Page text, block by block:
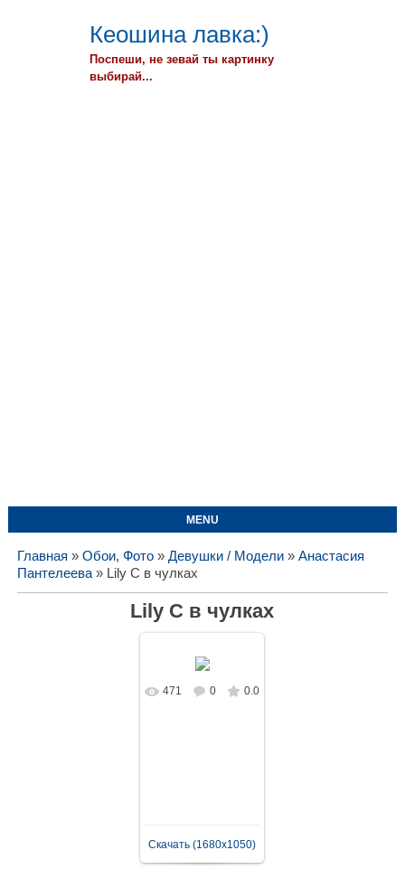
Кеошина лавка:)
Поспеши, не зевай ты картинку
выбирай...
MENU
Главная » Обои, Фото» Девушки / Модели» Анастасия
Пантелеева» Lily C в чулках
Lily C в чулках
В реальном
471 0 0.0
Скачать (1680x1050)